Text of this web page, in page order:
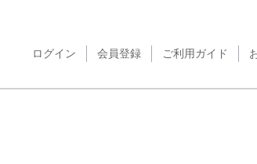
ログイン 会員登録 ご利用ガイド
検索